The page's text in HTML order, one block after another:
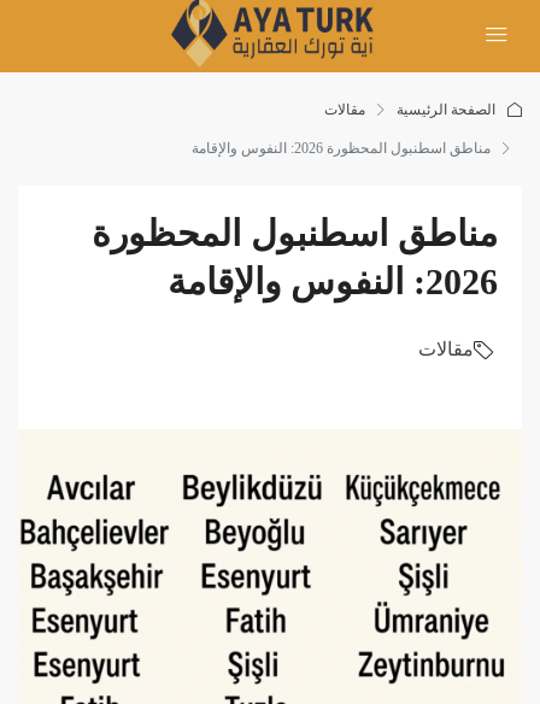
الصفحة الرئيسية مقالات
مناطق اسطنبول المحظورة 2026: النفوس والإقامة
مناطق اسطنبول المحظورة
2026: النفوس والإقامة
مقالات